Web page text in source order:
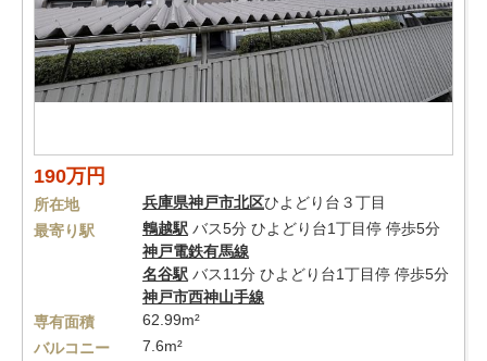
190万円
所在地 兵庫県神戸市北区ひよどり台３丁目
最寄り駅
鵯越駅 バス5分 ひよどり台1丁目停 停歩5分
神戸電鉄有馬線
名谷駅 バス11分 ひよどり台1丁目停 停歩5分
神戸市西神山手線
専有面積
62.99m²
バルコニー
7.6m²